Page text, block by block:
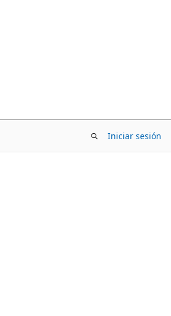
Iniciar sesión